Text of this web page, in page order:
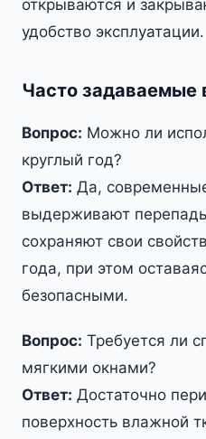
открываются и
удобство эксплуатации.
Часто задаваемые
Вопрос: Можно ли
круглый год?
Ответ: Да,
выдерживают
сохраняют свои
года, при этом
безопасными.
Вопрос: Требуется ли
мягкими окнами?
Ответ: Достаточно
поверхность влажной